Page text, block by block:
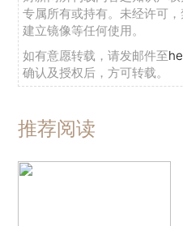
专属所有或持有。未经许可
建立镜像等任何使用。
如有意愿转载，请发邮件至
确认及授权后，方可转载。
推荐阅读